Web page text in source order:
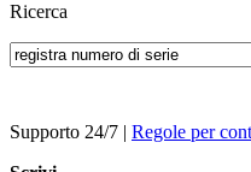
Ricerca
Supporto 24/7 | Regole per